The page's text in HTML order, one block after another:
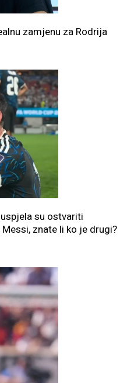
zamjenu za Rodrija
su ostvariti
znate li ko je drugi?